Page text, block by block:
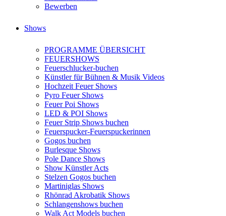
Bewerben
Shows
PROGRAMME ÜBERSICHT
FEUERSHOWS
Feuerschlucker-buchen
Künstler für Bühnen & Musik Videos
Hochzeit Feuer Shows
Pyro Feuer Shows
Feuer Poi Shows
LED & POI Shows
Feuer Strip Shows buchen
Feuerspucker-Feuerspuckerinnen
Gogos buchen
Burlesque Shows
Pole Dance Shows
Show Künstler Acts
Stelzen Gogos buchen
Martiniglas Shows
Rhönrad Akrobatik Shows
Schlangenshows buchen
Walk Act Models buchen